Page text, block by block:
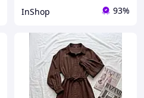
InShop 93%